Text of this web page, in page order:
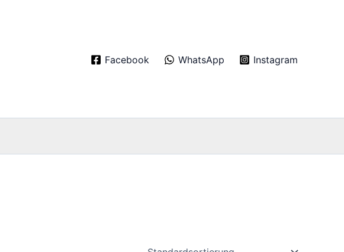
Facebook
WhatsApp Instagram